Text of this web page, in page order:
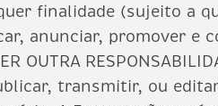
finalidade (sujeito a
anunciar, promover e
OUTRA
transmitir, ou